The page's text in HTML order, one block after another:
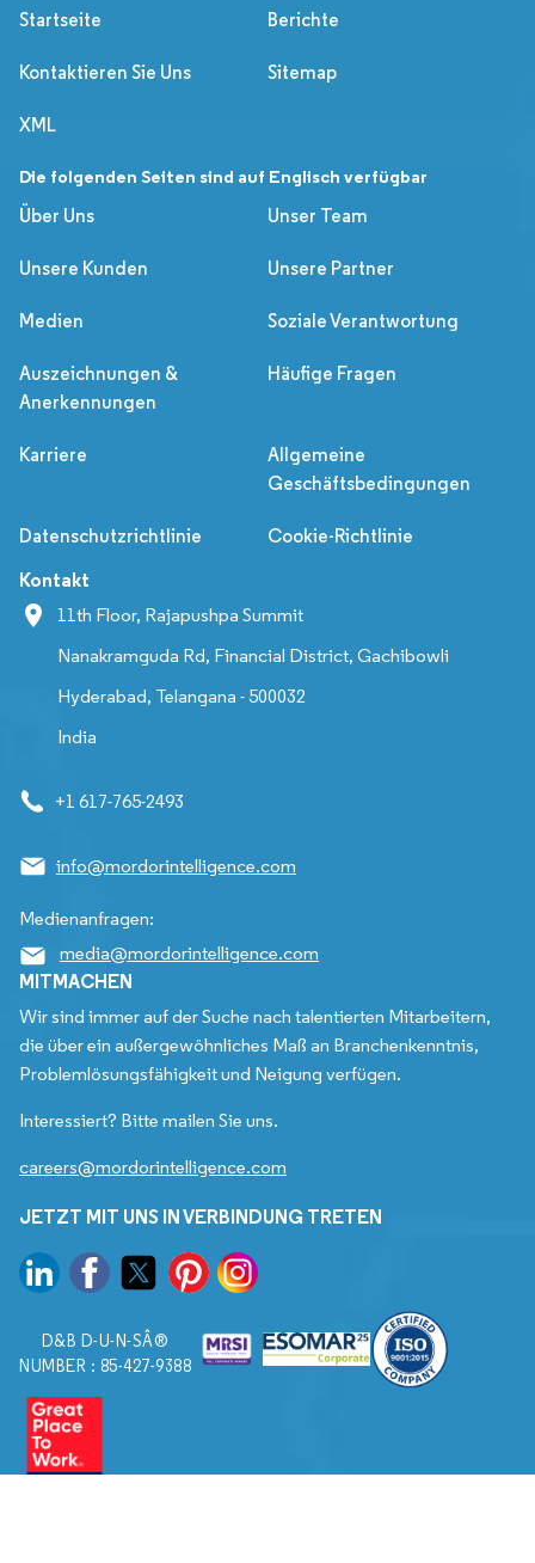
Startseite Berichte
Kontaktieren Sie Uns Sitemap
XML
Die folgenden Seiten sind auf Englisch verfügbar
Über Uns
Unser Team
Unsere Kunden Unsere Partner
Medien Soziale Verantwortung
Auszeichnungen &
Anerkennungen
Häufige Fragen
Karriere
Allgemeine
Geschäftsbedingungen
Datenschutzrichtlinie Cookie-Richtlinie
Kontakt
11th Floor, Rajapushpa Summit
Nanakramguda Rd, Financial District, Gachibowli
Hyderabad, Telangana - 500032
India
+1 617-765-2493
info@mordorintelligence.com
Medienanfragen:
media@mordorintelligence.com
MITMACHEN
Wir sind immer auf der Suche nach talentierten Mitarbeitern,
die über ein außergewöhnliches Maß an Branchenkenntnis,
Problemlösungsfähigkeit und Neigung verfügen.
Interessiert? Bitte mailen Sie uns.
careers@mordorintelligence.com
JETZT MIT UNS IN VERBINDUNG TRETEN
D&B D-U-N-SÂ®
NUMBER : 85-427-9388